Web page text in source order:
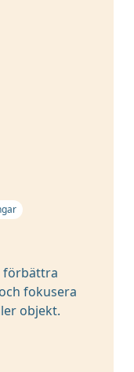
förbättra
fokusera
objekt.